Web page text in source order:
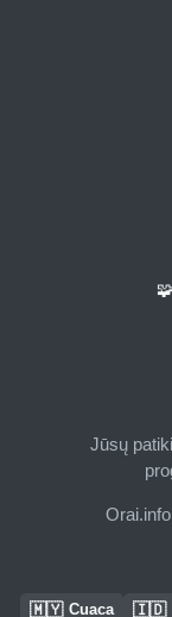
Jūsų
🇲🇾 Cuaca 🇮🇩